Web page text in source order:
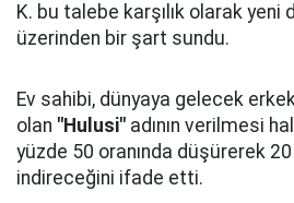
K. bu talebe karşılık olarak yeni
üzerinden bir şart sundu.
Ev sahibi, dünyaya gelecek
olan "Hulusi" adının verilmesi
yüzde 50 oranında düşürerek
indireceğini ifade etti.